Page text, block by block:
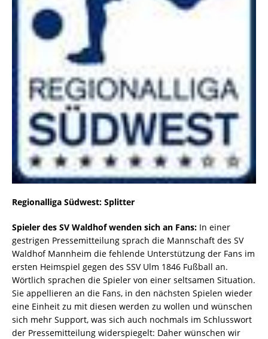
Regionalliga Südwest: Splitter
Spieler des SV Waldhof wenden sich an Fans: In einer
gestrigen Pressemitteilung sprach die Mannschaft des SV
Waldhof Mannheim die fehlende Unterstützung der Fans im
ersten Heimspiel gegen des SSV Ulm 1846 Fußball an.
Wörtlich sprachen die Spieler von einer seltsamen Situation.
Sie appellieren an die Fans, in den nächsten Spielen wieder
eine Einheit zu mit diesen werden zu wollen und wünschen
sich mehr Support, was sich auch nochmals im Schlusswort
der Pressemitteilung widerspiegelt: Daher wünschen wir